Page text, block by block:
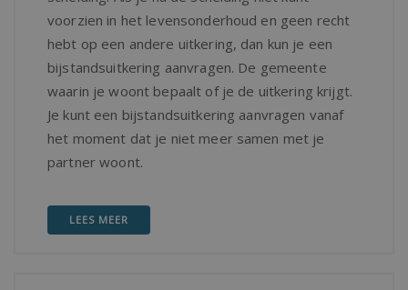
voorzien in het levensonderhoud en geen recht
hebt op een andere uitkering, dan kun je een
bijstandsuitkering aanvragen. De gemeente
waarin je woont bepaalt of je de uitkering krijgt.
Je kunt een bijstandsuitkering aanvragen vanaf
het moment dat je niet meer samen met je
partner woont.
LEES MEER